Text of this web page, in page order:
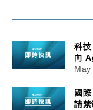
科
向
國
請禁